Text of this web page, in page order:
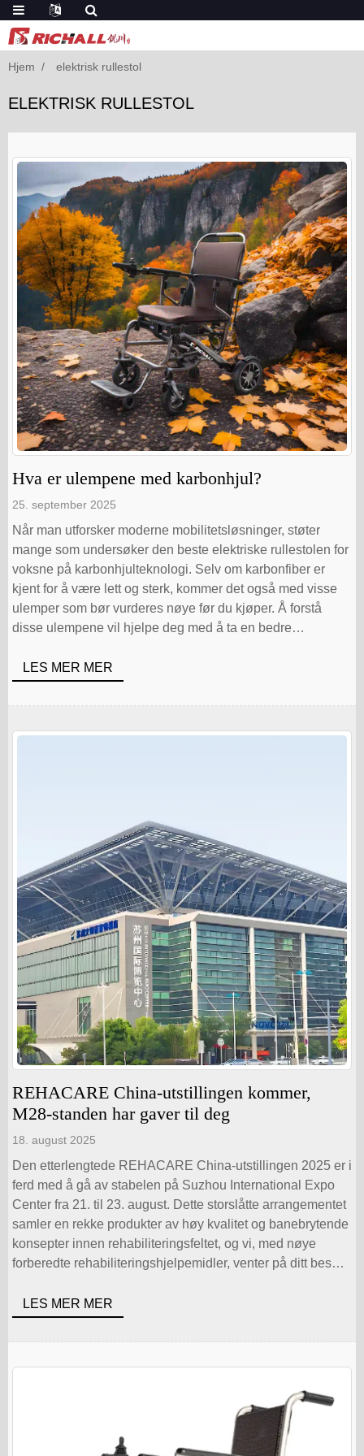
Hjem elektrisk rullestol
ELEKTRISK RULLESTOL
Hva er ulempene med karbonhjul?
25. september 2025
Når man utforsker moderne mobilitetsløsninger, støter
mange som undersøker den beste elektriske rullestolen for
voksne på karbonhjulteknologi. Selv om karbonfiber er
kjent for å være lett og sterk, kommer det også med visse
ulemper som bør vurderes nøye før du kjøper. Å forstå
disse ulempene vil hjelpe deg med å ta en bedre
LES MER MER
REHACARE China-utstillingen kommer,
M28-standen har gaver til deg
18. august 2025
Den etterlengtede REHACARE China-utstillingen 2025 er i
ferd med å gå av stabelen på Suzhou International Expo
Center fra 21. til 23. august. Dette storslåtte arrangementet
samler en rekke produkter av høy kvalitet og banebrytende
konsepter innen rehabiliteringsfeltet, og vi, med nøye
forberedte rehabiliteringshjelpemidler, venter på ditt besøk
LES MER MER